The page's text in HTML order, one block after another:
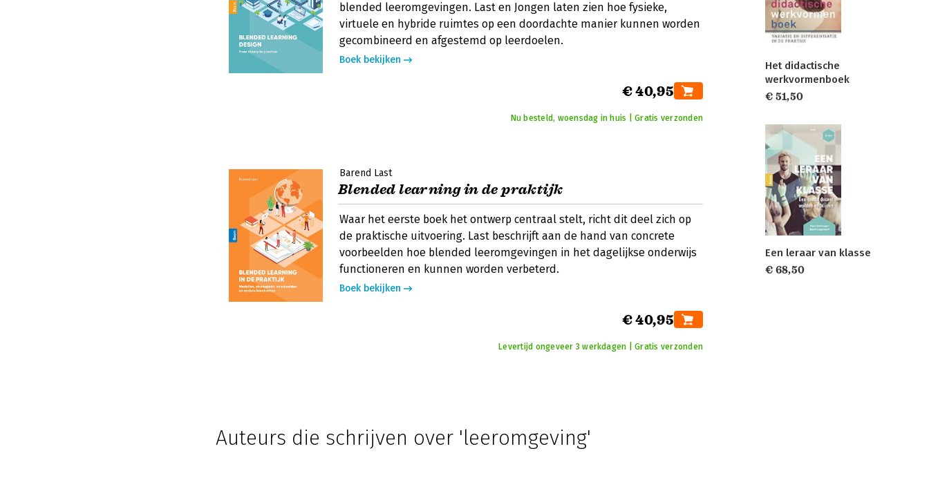
blended leeromgevingen. Last en Jongen laten zien hoe fysieke,
virtuele en hybride ruimtes op een doordachte manier kunnen worden
gecombineerd en afgestemd op leerdoelen.
Boek bekijken
€ 40,95
Nu besteld, woensdag in huis | Gratis verzonden
Barend Last
Blended learning in de praktijk
Waar het eerste boek het ontwerp centraal stelt, richt dit deel zich op
de praktische uitvoering. Last beschrijft aan de hand van concrete
voorbeelden hoe blended leeromgevingen in het dagelijkse onderwijs
functioneren en kunnen worden verbeterd.
Boek bekijken
€ 40,95
Levertijd ongeveer 3 werkdagen | Gratis verzonden
Auteurs die schrijven over 'leeromgeving'
Het didactische
werkvormenboek
€ 51,50
Een leraar van klasse
€ 68,50